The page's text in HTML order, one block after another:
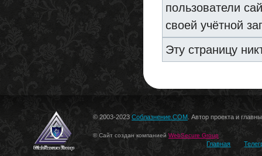
пользователи
своей учётной
Эту страницу
© 2003-2023 Соблазнение.COM . Автор проекта и
© Сайт создан компанией WebSecure Group
Главная